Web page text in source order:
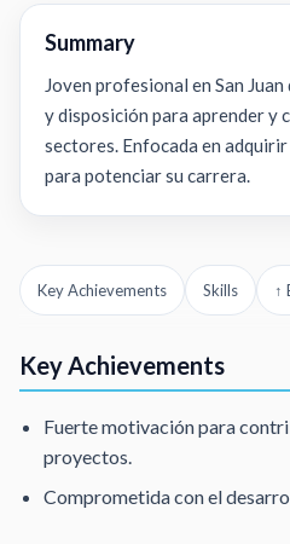
Summary
Joven profesional en San
y disposición para aprender y
sectores. Enfocada en
para potenciar su carrera.
Key Achievements Skills ↑
Key Achievements
Fuerte motivación para
proyectos.
Comprometida con el